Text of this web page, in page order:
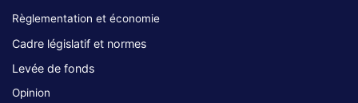
Règlementation et économie
Cadre législatif et normes
Levée de fonds
Opinion